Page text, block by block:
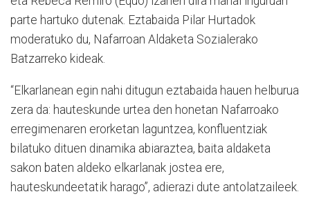
parte hartuko dutenak. Eztabaida Pilar Hurtadok
moderatuko du, Nafarroan Aldaketa Sozialerako
Batzarreko kideak.
“Elkarlanean egin nahi ditugun eztabaida hauen helburua
zera da: hauteskunde urtea den honetan Nafarroako
erregimenaren erorketan laguntzea, konfluentziak
bilatuko dituen dinamika abiaraztea, baita aldaketa
sakon baten aldeko elkarlanak jostea ere,
hauteskundeetatik harago”, adierazi dute antolatzaileek.